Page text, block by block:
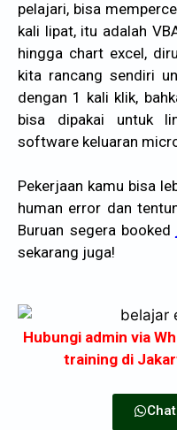
pelajari, bisa
kali lipat, itu adalah
hingga chart excel,
kita rancang sendiri
dengan 1 kali klik,
bisa dipakai untuk
software keluaran
Pekerjaan kamu bisa
human error dan
Buruan segera booked
sekarang juga!
Hubungi admin via
training di